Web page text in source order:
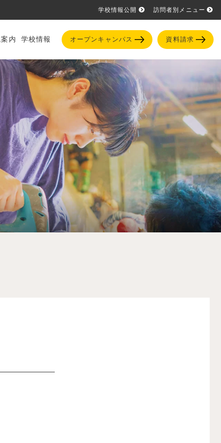
学校情報公開 訪問者別メニュー
内 学校情報 オープンキャンパス 資料請求